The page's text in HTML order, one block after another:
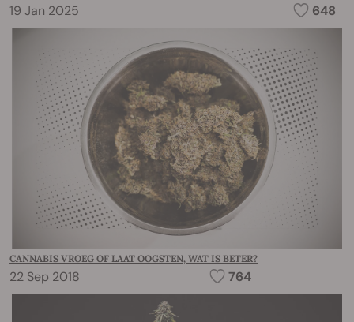
19 Jan 2025 648
CANNABIS VROEG OF LAAT OOGSTEN, WAT IS BETER?
22 Sep 2018 764